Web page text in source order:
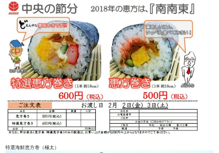
特選海鮮恵方巻（極太）